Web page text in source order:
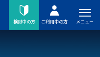
検討中の方 ご利用中の方 メニュー